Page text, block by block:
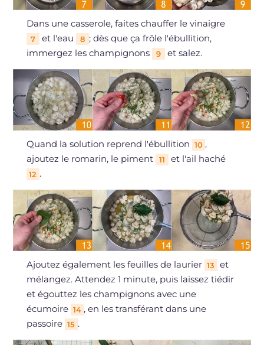
Dans une casserole, faites chauffer le vinaigre
7 et l'eau 8 ; dès que ça frôle l'ébullition,
immergez les champignons
9 et salez.
Quand la solution reprend l'ébullition 10 ,
ajoutez le romarin, le piment
11 et l'ail haché
12 .
Ajoutez également les feuilles de laurier 13
et
mélangez. Attendez 1 minute, puis laissez tiédir
et égouttez les champignons avec une
écumoire 14 , en les transférant dans une
passoire 15 .